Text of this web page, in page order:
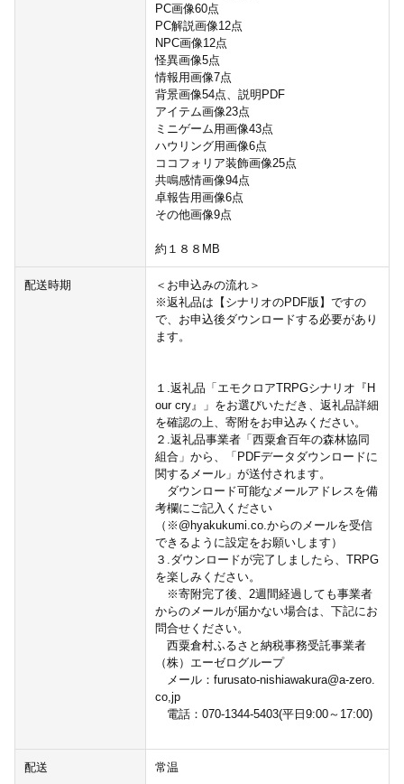
PC画像60点
PC解説画像12点
NPC画像12点
怪異画像5点
情報用画像7点
背景画像54点、説明PDF
アイテム画像23点
ミニゲーム用画像43点
ハウリング用画像6点
ココフォリア装飾画像25点
共鳴感情画像94点
卓報告用画像6点
その他画像9点
約１８８MB
配送時期
＜お申込みの流れ＞
※返礼品は【シナリオのPDF版】ですの
で、お申込後ダウンロードする必要があり
ます。
１.返礼品「エモクロアTRPGシナリオ『H
our cry』」をお選びいただき、返礼品詳細
を確認の上、寄附をお申込みください。
２.返礼品事業者「西粟倉百年の森林協同
組合」から、「PDFデータダウンロードに
関するメール」が送付されます。
ダウンロード可能なメールアドレスを備
考欄にご記入ください
（※@hyakukumi.co.からのメールを受信
できるように設定をお願いします）
３.ダウンロードが完了しましたら、TRPG
を楽しみください。
※寄附完了後、2週間経過しても事業者
からのメールが届かない場合は、下記にお
問合せください。
西粟倉村ふるさと納税事務受託事業者
（株）エーゼログループ
メール：furusato-nishiawakura@a-zero.
co,jp
電話：070-1344-5403(平日9:00～17:00)
配送 常温